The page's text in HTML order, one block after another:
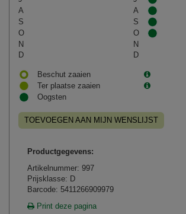
A
A
S
S
O
O
N
N
D
D
Beschut zaaien
Ter plaatse zaaien
Oogsten
TOEVOEGEN AAN MIJN WENSLIJST
Productgegevens:
Artikelnummer: 997
Prijsklasse: D
Barcode: 5411266909979
Print deze pagina